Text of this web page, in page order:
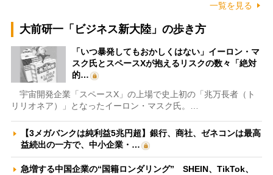
一覧を見る
大前研一「ビジネス新大陸」の歩き方
「いつ暴発してもおかしくはない」イーロン・マ
スク氏とスペースXが抱えるリスクの数々「絶対
的…
宇宙開発企業「スペースX」の上場で史上初の「兆万長者（ト
リリオネア）」となったイーロン・マスク氏。…
【3メガバンクは純利益5兆円超】銀行、商社、ゼネコンは最高
益続出の一方で、中小企業・…
急増する中国企業の“国籍ロンダリング” SHEIN、TikTok、